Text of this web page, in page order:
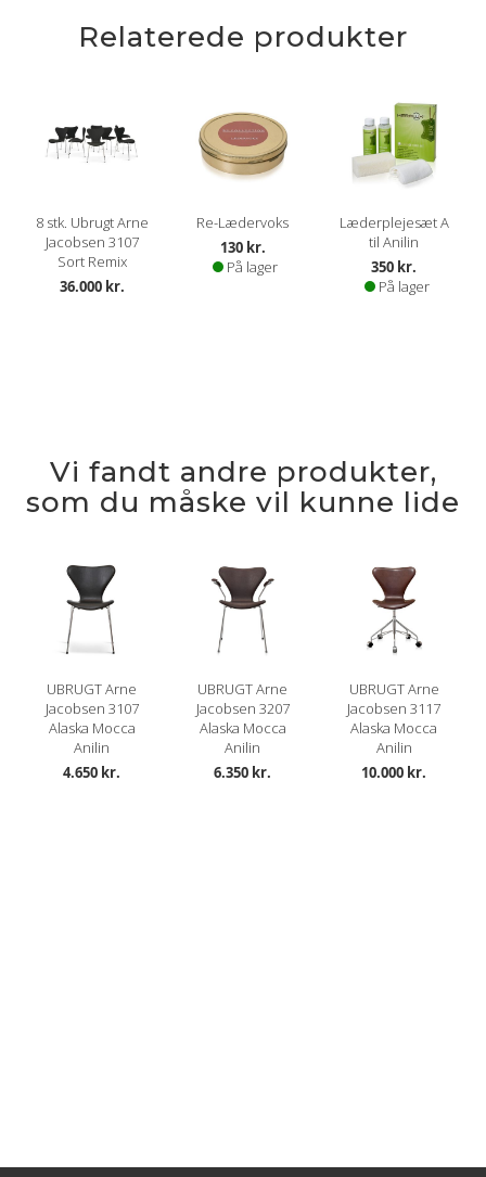
Relaterede produkter
8 stk. Ubrugt Arne
Jacobsen 3107
Sort Remix
36.000 kr.
Re-Lædervoks
130 kr.
På lager
Læderplejesæt A
til Anilin
350 kr.
På lager
Vi fandt andre produkter,
som du måske vil kunne lide
UBRUGT Arne
Jacobsen 3107
Alaska Mocca
Anilin
4.650 kr.
UBRUGT Arne
Jacobsen 3207
Alaska Mocca
Anilin
6.350 kr.
UBRUGT Arne
Jacobsen 3117
Alaska Mocca
Anilin
10.000 kr.